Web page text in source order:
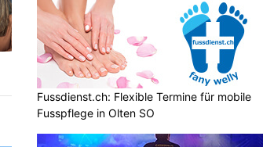
Fussdienst.ch: Flexible Termine für mobile
Fusspflege in Olten SO